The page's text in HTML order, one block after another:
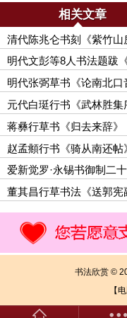
相关文章
清代陈兆仑书刻《紫竹山
明代文彭等8人书法题跋
明代张弼草书《论南北口
元代白珽行书《武林胜集
蒋彝行草书《归去来辞》
赵孟頫行书《骑从南还帖
爱新觉罗·永锡书御制二
董其昌行草书法《送郭宪
书法欣赏 ©
【